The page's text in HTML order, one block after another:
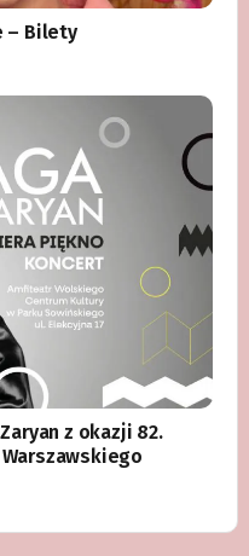
– Bilety
z okazji 82.